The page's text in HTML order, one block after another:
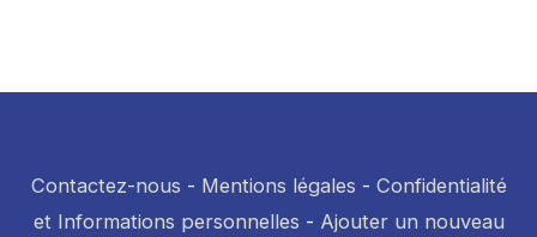
Contactez-nous - Mentions légales - Confidentialité
et Informations personnelles - Ajouter un nouveau